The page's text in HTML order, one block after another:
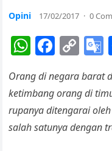
Opini 17/02/2017 · 0
W
at
s
A
F
c
e
b
C
p
y
Li
Orang di negara barat
ketimbang orang di
rupanya ditengarai
salah satunya dengan